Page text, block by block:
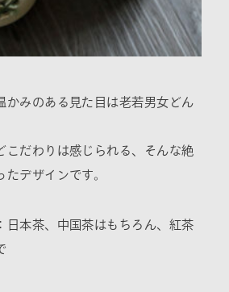
かみのある見た目は老若男女どん
こだわりは感じられる、そんな絶
デザインです。
日本茶、中国茶はもちろん、紅茶